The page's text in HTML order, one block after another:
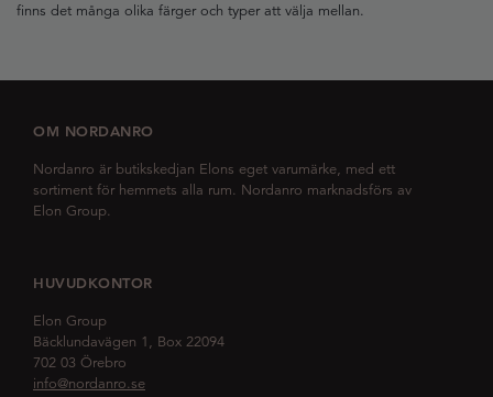
finns det många olika färger och typer att välja mellan.
OM NORDANRO
Nordanro är butikskedjan Elons eget varumärke, med ett
sortiment för hemmets alla rum. Nordanro marknadsförs av
Elon Group.
HUVUDKONTOR
Elon Group
Bäcklundavägen 1, Box 22094
702 03 Örebro
info@nordanro.se